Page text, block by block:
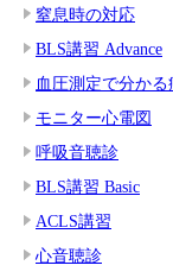
窒息時の対応
BLS講習 Advance
血圧測定で分かる
モニター心電図
呼吸音聴診
BLS講習 Basic
ACLS講習
心音聴診